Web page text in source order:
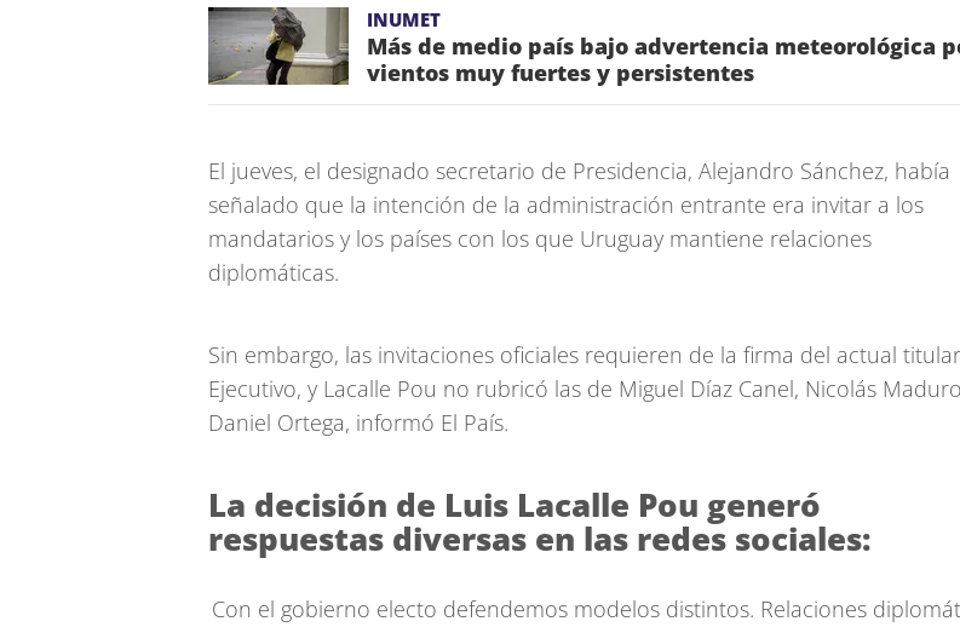
INUMET
Más de medio país bajo advertencia meteorológica
vientos muy fuertes y persistentes
El jueves, el designado secretario de Presidencia, Alejandro Sánchez, había
señalado que la intención de la administración entrante era invitar a los
mandatarios y los países con los que Uruguay mantiene relaciones
diplomáticas.
Sin embargo, las invitaciones oficiales requieren de la firma del actual
Ejecutivo, y Lacalle Pou no rubricó las de Miguel Díaz Canel, Nicolás
Daniel Ortega, informó El País.
La decisión de Luis Lacalle Pou generó
respuestas diversas en las redes sociales:
Con el gobierno electo defendemos modelos distintos. Relaciones